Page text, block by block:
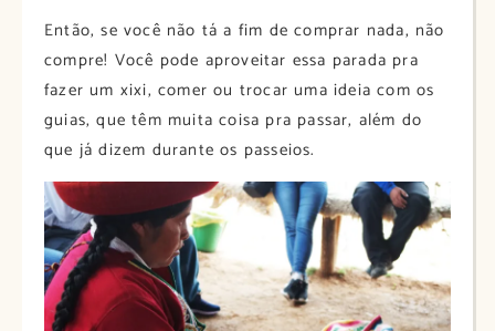
Então, se você não tá a fim de comprar nada, não
compre! Você pode aproveitar essa parada pra
fazer um xixi, comer ou trocar uma ideia com os
guias, que têm muita coisa pra passar, além do
que já dizem durante os passeios.